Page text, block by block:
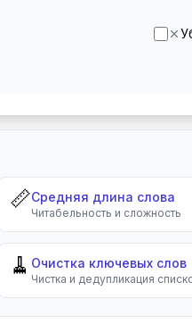
📏Средняя длина слова
Читабельность и сложность
🧹 Очистка ключевых слов
Чистка и дедупликация